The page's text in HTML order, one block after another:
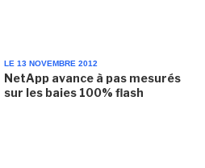
LE 13 NOVEMBRE 2012
NetApp avance à pas mesurés
sur les baies 100% flash